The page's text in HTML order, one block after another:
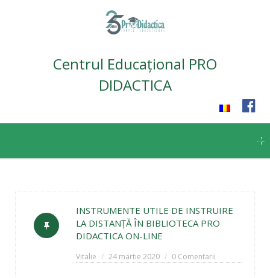
Centrul Educațional PRO
DIDACTICA
content
INSTRUMENTE UTILE DE INSTRUIRE
LA DISTANȚĂ ÎN BIBLIOTECA PRO
DIDACTICA ON-LINE
Vitalie 24 martie 2020 0 Comentarii